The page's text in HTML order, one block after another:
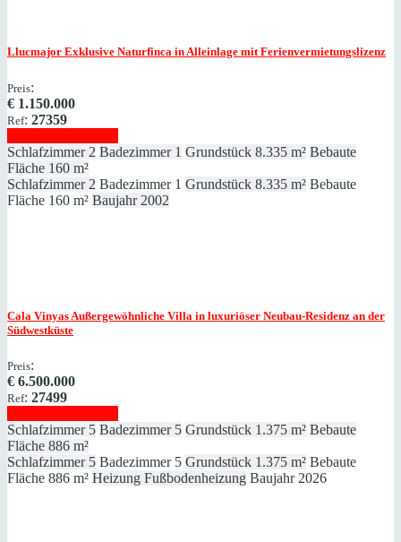
Llucmajor Exklusive Naturfinca in Alleinlage mit Ferienvermietungslizenz
Preis:
€ 1.150.000
Ref: 27359
Schlafzimmer 2 Badezimmer 1 Grundstück 8.335 m² Bebaute
Fläche 160 m²
Schlafzimmer 2 Badezimmer 1 Grundstück 8.335 m² Bebaute
Fläche 160 m² Baujahr 2002
Cala Vinyas Außergewöhnliche Villa in luxuriöser Neubau-Residenz an der
Südwestküste
Preis:
€ 6.500.000
Ref: 27499
Schlafzimmer 5 Badezimmer 5 Grundstück 1.375 m² Bebaute
Fläche 886 m²
Schlafzimmer 5 Badezimmer 5 Grundstück 1.375 m² Bebaute
Fläche 886 m² Heizung Fußbodenheizung Baujahr 2026